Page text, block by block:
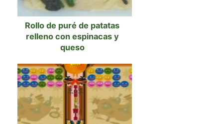
Rollo de puré de patatas
relleno con espinacas y
queso